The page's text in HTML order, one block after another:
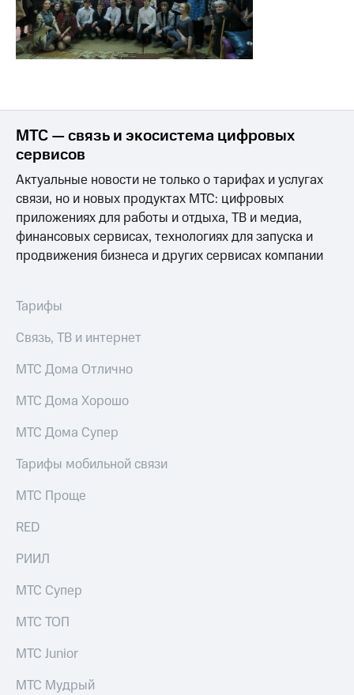
МТС — связь и экосистема цифровых
сервисов
Актуальные новости не только о тарифах и услугах
связи, но и новых продуктах МТС: цифровых
приложениях для работы и отдыха, ТВ и медиа,
финансовых сервисах, технологиях для запуска и
продвижения бизнеса и других сервисах компании
Тарифы
Связь, ТВ и интернет
МТС Дома Отлично
МТС Дома Хорошо
МТС Дома Супер
Тарифы мобильной связи
МТС Проще
RED
РИИЛ
МТС Супер
МТС ТОП
МТС Junior
МТС Мудрый